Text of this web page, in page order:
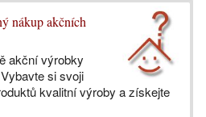
nákup akčních
akční výrobky
si svoji
kvalitní výroby a získejte